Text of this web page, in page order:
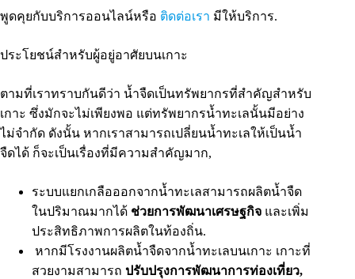
พูดคุยกับบริการออนไลน์หรือ ติดต่อเรา มีให้บริการ.
ประโยชน์สำหรับผู้อยู่อาศัยบนเกาะ
ตามที่เราทราบกันดีว่า น้ำจืดเป็นทรัพยากรที่สำคัญสำหรับ
เกาะ ซึ่งมักจะไม่เพียงพอ แต่ทรัพยากรน้ำทะเลนั้นมีอย่าง
ไม่จำกัด ดังนั้น หากเราสามารถเปลี่ยนน้ำทะเลให้เป็นน้ำ
จืดได้ ก็จะเป็นเรื่องที่มีความสำคัญมาก,
ระบบแยกเกลือออกจากน้ำทะเลสามารถผลิตน้ำจืด
ในปริมาณมากได้ ช่วยการพัฒนาเศรษฐกิจ และเพิ่ม
ประสิทธิภาพการผลิตในท้องถิ่น.
หากมีโรงงานผลิตน้ำจืดจากน้ำทะเลบนเกาะ เกาะที่
สวยงามสามารถ ปรับปรุงการพัฒนาการท่องเที่ยว,